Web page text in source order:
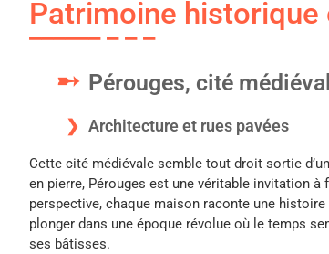
Patrimoine historique
Pérouges, cité
Architecture et rues pavées
Cette cité médiévale semble tout droit sortie d’un
en pierre, Pérouges est une véritable invitation
perspective, chaque maison raconte une
plonger dans une époque révolue où le temps
ses bâtisses.